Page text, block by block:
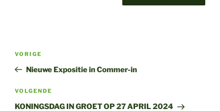
Vorig
bericht
VORIGE
Nieuwe Expositie in Commer-in
Volgend
bericht
VOLGENDE
KONINGSDAG IN GROET OP 27 APRIL 2024